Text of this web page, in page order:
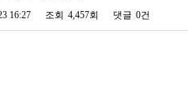
16:27 조회 4,457회 댓글 0건